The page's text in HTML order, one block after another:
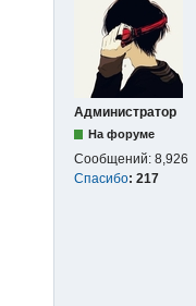
Администратор
На форуме
Сообщений: 8,926
Спасибо: 217